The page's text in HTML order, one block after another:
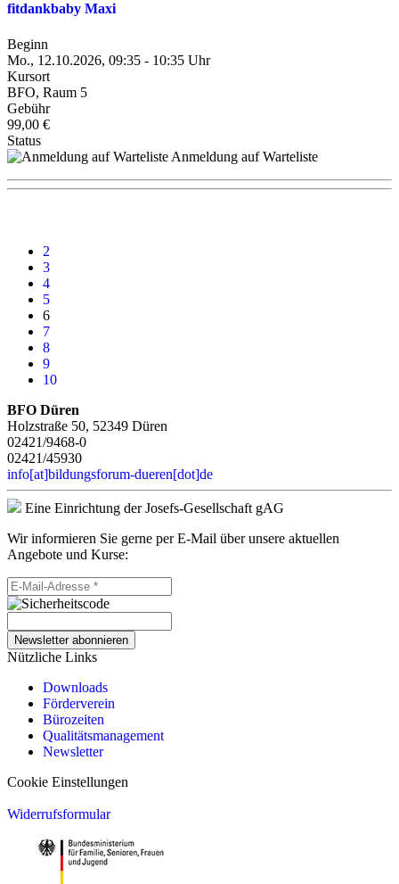
fitdankbaby Maxi
Beginn
Mo., 12.10.2026, 09:35 - 10:35 Uhr
Kursort
BFO, Raum 5
Gebühr
99,00 €
Status
Anmeldung auf Warteliste
2
3
4
5
6
7
8
9
10
BFO Düren
Holzstraße 50, 52349 Düren
02421/9468-0
02421/45930
info[at]bildungsforum-dueren[dot]de
Eine Einrichtung der Josefs-Gesellschaft gAG
Wir informieren Sie gerne per E-Mail über unsere aktuellen
Angebote und Kurse:
Newsletter abonnieren
Nützliche Links
Downloads
Förderverein
Bürozeiten
Qualitätsmanagement
Newsletter
Cookie Einstellungen
Widerrufsformular